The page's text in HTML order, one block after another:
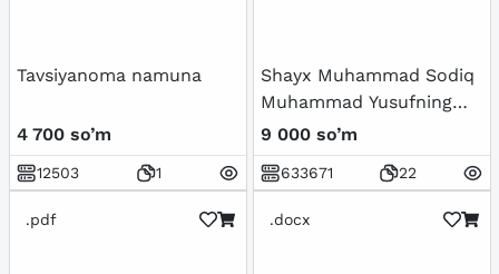
Tavsiyanoma namuna
4 700 so’m
12503 1
Shayx Muhammad Sodiq
Muhammad Yusufning
Baxtiyor oila asarida
islom qadriyatlarining
talqini
9 000 so’m
633671 22
.pdf .docx